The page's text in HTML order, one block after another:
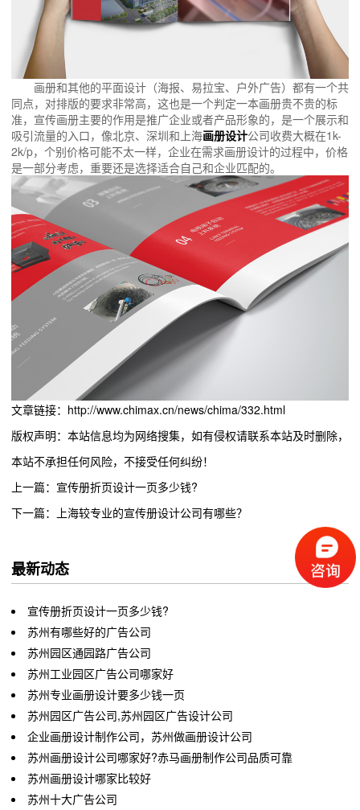
画册和其他的平面设计（海报、易拉宝、户外广告）都有一个共
同点，对排版的要求非常高，这也是一个判定一本画册贵不贵的标
准，宣传画册主要的作用是推广企业或者产品形象的，是一个展示和
吸引流量的入口，像北京、深圳和上海画册设计公司收费大概在1k-
2k/p，个别价格可能不太一样，企业在需求画册设计的过程中，价格
是一部分考虑，重要还是选择适合自己和企业匹配的。
文章链接：http://www.chimax.cn/news/chima/332.html
版权声明：本站信息均为网络搜集，如有侵权请联系本站及时删除，
本站不承担任何风险，不接受任何纠纷！
上一篇：宣传册折页设计一页多少钱?
下一篇：上海较专业的宣传册设计公司有哪些？
最新动态
宣传册折页设计一页多少钱?
苏州有哪些好的广告公司
苏州园区通园路广告公司
苏州工业园区广告公司哪家好
苏州专业画册设计要多少钱一页
苏州园区广告公司,苏州园区广告设计公司
企业画册设计制作公司，苏州做画册设计公司
苏州画册设计公司哪家好?赤马画册制作公司品质可靠
苏州画册设计哪家比较好
苏州十大广告公司